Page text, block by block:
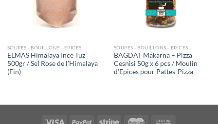
SOUPES - BOUILLONS - EPICES
ELMAS Himalaya Ince Tuz
500gr / Sel Rose de l’Himalaya
(Fin)
SOUPES - BOUILLONS - EPICES
BAGDAT Makarna – Pizza
Cesnisi 50g x 6 pcs / Moulin
d’Epices pour Pattes-Pizza